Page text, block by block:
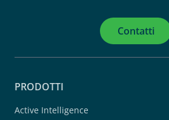
Contatti
PRODOTTI
Active Intelligence